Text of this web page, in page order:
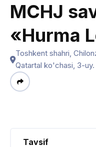
MCHJ
«Hurma
Toshkent shahri,
Qatartal ko'chasi, 3-uy.
Tavsif